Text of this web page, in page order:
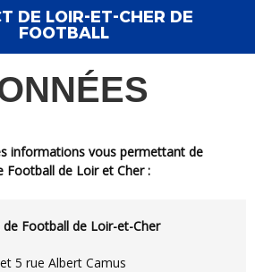
DE LOIR-ET-CHER DE
FOOTBALL
de Loir et Cher :
de Football de Loir-et-Cher
3 et 5 rue Albert Camus